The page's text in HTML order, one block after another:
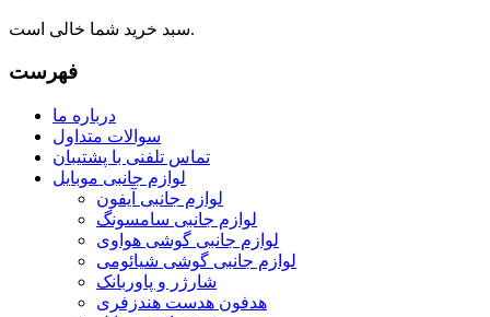
سبد خرید شما خالی است.
فهرست
درباره ما
سوالات متداول
تماس تلفنی با پشتیبان
لوازم جانبی موبایل
لوازم جانبی آیفون
لوازم جانبی سامسونگ
لوازم جانبی گوشی هواوی
لوازم جانبی گوشی شیائومی
شارژر و پاوربانک
هدفون هدست هندزفری